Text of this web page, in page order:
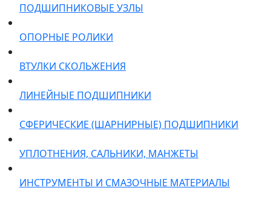
ПОДШИПНИКОВЫЕ УЗЛЫ
ОПОРНЫЕ РОЛИКИ
ВТУЛКИ СКОЛЬЖЕНИЯ
ЛИНЕЙНЫЕ ПОДШИПНИКИ
СФЕРИЧЕСКИЕ (ШАРНИРНЫЕ) ПОДШИПНИКИ
УПЛОТНЕНИЯ, САЛЬНИКИ, МАНЖЕТЫ
ИНСТРУМЕНТЫ И СМАЗОЧНЫЕ МАТЕРИАЛЫ